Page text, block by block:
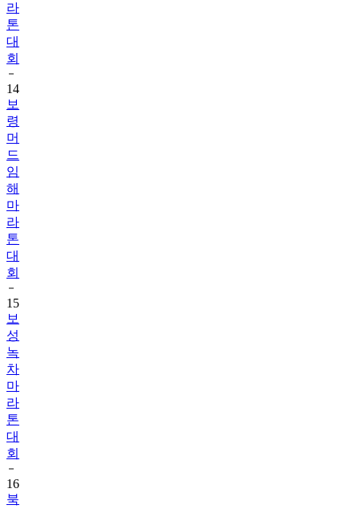
라
톤
대
회
14
보
령
머
드
임
해
마
라
톤
대
회
15
보
성
녹
차
마
라
톤
대
회
16
북